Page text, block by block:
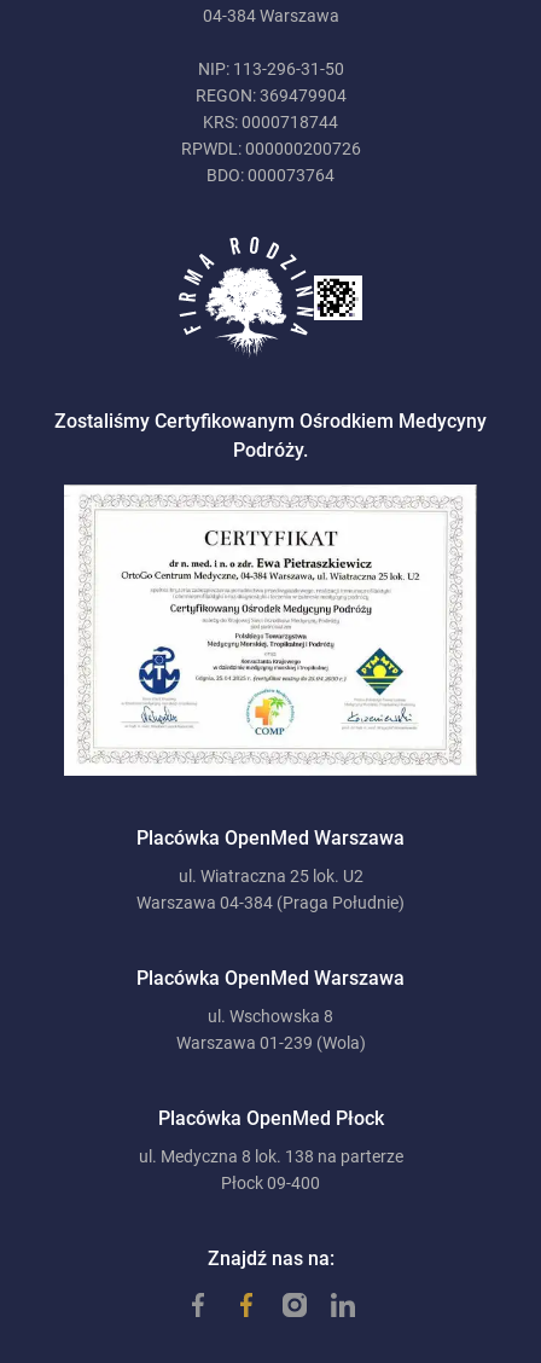
04-384 Warszawa
NIP: 113-296-31-50
REGON: 369479904
KRS: 0000718744
RPWDL: 000000200726
BDO: 000073764
Zostaliśmy Certyfikowanym Ośrodkiem Medycyny
Podróży.
Placówka OpenMed Warszawa
ul. Wiatraczna 25 lok. U2
Warszawa 04-384 (Praga Południe)
Placówka OpenMed Warszawa
ul. Wschowska 8
Warszawa 01-239 (Wola)
Placówka OpenMed Płock
ul. Medyczna 8 lok. 138 na parterze
Płock 09-400
Znajdź nas na: